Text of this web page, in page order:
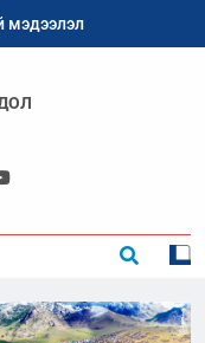
мэдээлэл